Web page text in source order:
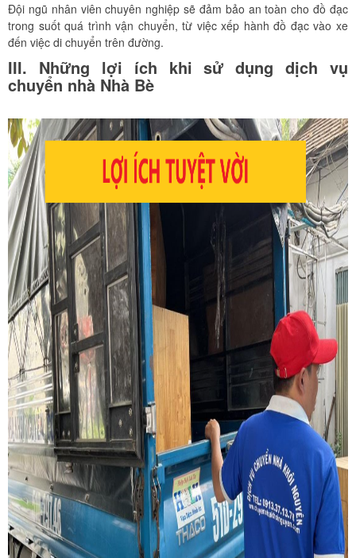
Đội ngũ nhân viên chuyên nghiệp sẽ đảm bảo an toàn cho đồ đạc
trong suốt quá trình vận chuyển, từ việc xếp hành đồ đạc vào xe
đến việc di chuyển trên đường.
III. Những lợi ích khi sử dụng dịch vụ
chuyển nhà Nhà Bè